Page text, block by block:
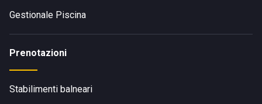
Gestionale Piscina
Prenotazioni
Stabilimenti balneari